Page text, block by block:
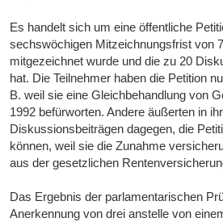
Es handelt sich um eine öffentliche
sechswöchigen Mitzeichnungsfrist von
mitgezeichnet wurde und die zu 20
hat. Die Teilnehmer haben die Petition
B. weil sie eine Gleichbehandlung von
1992 befürworten. Andere äußerten in
Diskussionsbeiträgen dagegen, die
können, weil sie die Zunahme
aus der gesetzlichen
Das Ergebnis der parlamentarischen
Anerkennung von drei anstelle von